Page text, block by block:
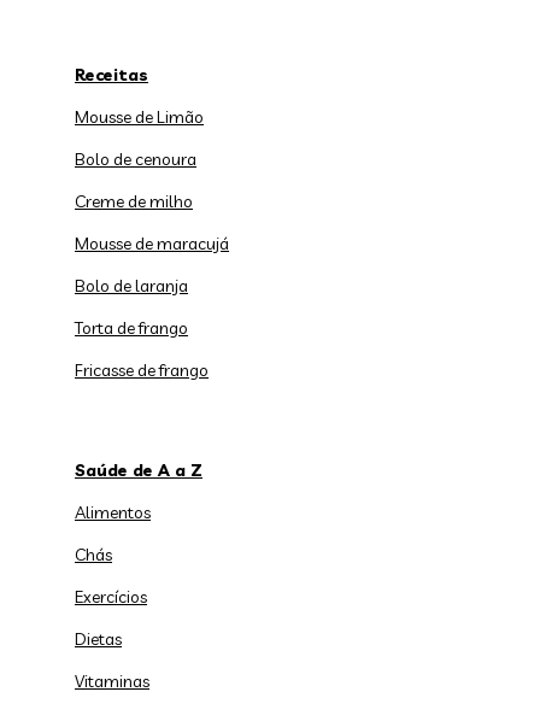
Receitas
Mousse de Limão
Bolo de cenoura
Creme de milho
Mousse de maracujá
Bolo de laranja
Torta de frango
Fricasse de frango
Saúde de A a Z
Alimentos
Chás
Exercícios
Dietas
Vitaminas